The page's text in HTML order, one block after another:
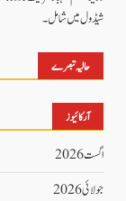
شیڈول میں شامل۔
حالیہ تبصرے
آرکائیوز
اگست 2026
جولائی 2026